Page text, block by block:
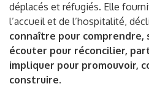
déplacés et réfugiés. Elle
l’accueil et de l’hospitalité,
connaître pour comprendre,
écouter pour réconcilier,
impliquer pour promouvoir,
construire.